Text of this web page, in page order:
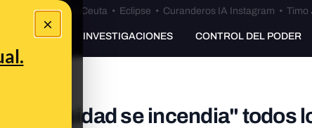
×
Ceuta•Bulos Ceuta • Eclipse • Curanderos IA Instagram • Timo
PREBUNKING INVESTIGACIONES CONTROL DEL PODER
universidad se incendia" todos